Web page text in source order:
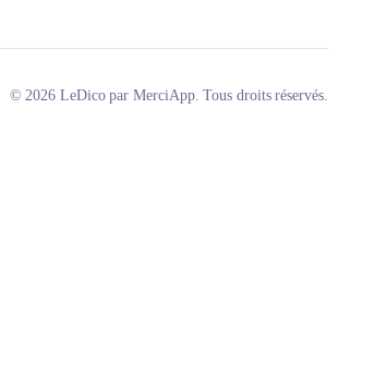
© 2026 LeDico par MerciApp. Tous droits réservés.